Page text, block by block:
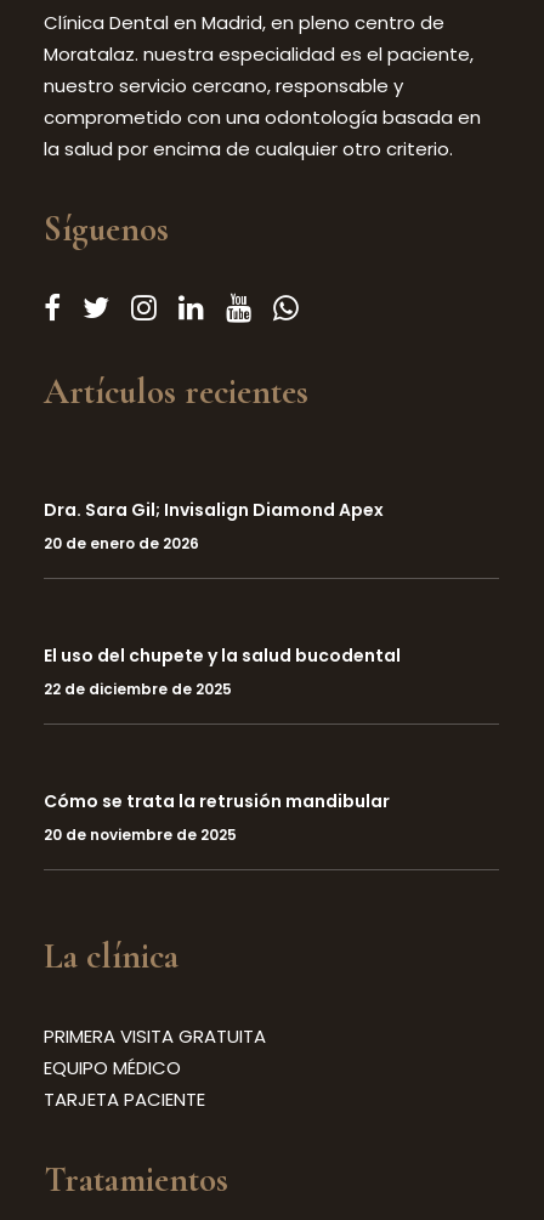
Clínica Dental en Madrid, en pleno centro de
Moratalaz. nuestra especialidad es el paciente,
nuestro servicio cercano, responsable y
comprometido con una odontología basada en
la salud por encima de cualquier otro criterio.
Síguenos
Artículos recientes
Dra. Sara Gil; Invisalign Diamond Apex
20 de enero de 2026
El uso del chupete y la salud bucodental
22 de diciembre de 2025
Cómo se trata la retrusión mandibular
20 de noviembre de 2025
La clínica
PRIMERA VISITA GRATUITA
EQUIPO MÉDICO
TARJETA PACIENTE
Tratamientos